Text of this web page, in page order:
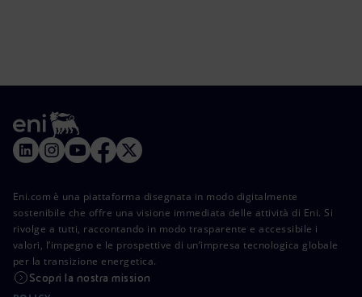
Eni.com è una piattaforma disegnata in modo digitalmente
sostenibile che offre una visione immediata delle attività di Eni. Si
rivolge a tutti, raccontando in modo trasparente e accessibile i
valori, l’impegno e le prospettive di un’impresa tecnologica globale
per la transizione energetica.
Scopri la nostra mission